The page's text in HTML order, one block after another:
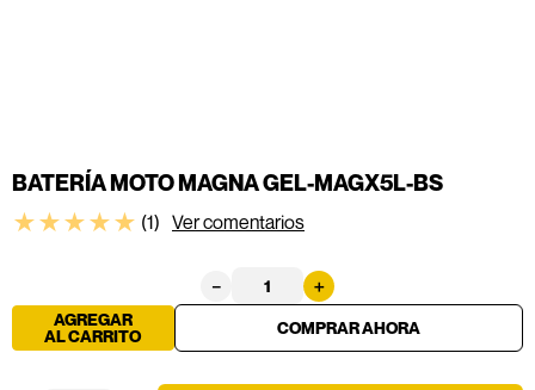
BATERÍA MOTO MAGNA GEL-MAGX5L-BS
★★★★★ (1) Ver comentarios
＋
－
AGREGAR
AL CARRITO